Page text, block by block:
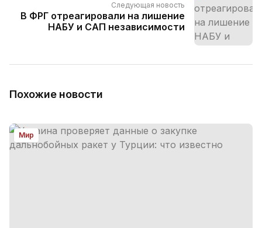
Следующая новость
В ФРГ отреагировали на лишение
НАБУ и САП независимости
Похожие новости
Мир